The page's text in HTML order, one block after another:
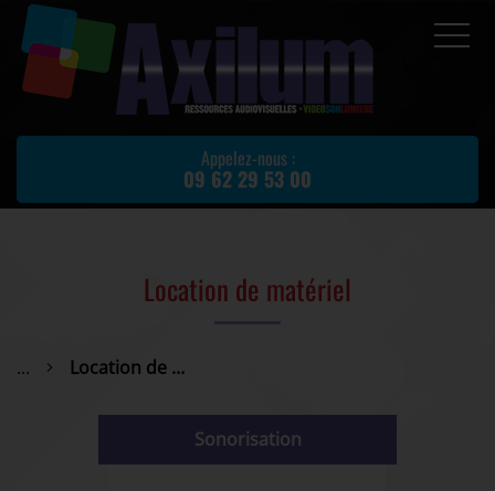
Appelez-nous :
09 62 29 53 00
Accueil
Prestations
Location de matériel
Avis client
Location de matériel
... Location de matériel
Sonorisation